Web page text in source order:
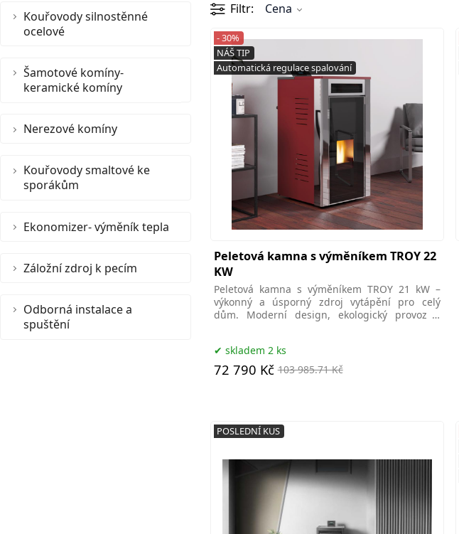
Kouřovody silnostěnné
ocelové
Šamotové komíny-
keramické komíny
Nerezové komíny
Kouřovody smaltové ke
sporákům
Ekonomizer- výměník tepla
Záložní zdroj k pecím
Odborná instalace a
spuštění
Filtr Cena
Peletová kamna s výměníkem TROY 22
KW
Peletová kamna s výměníkem TROY 21 kW –
výkonný a úsporný zdroj vytápění pro celý
dům. Moderní design, ekologický provoz a
- 30%
NÁŠ TIP
Automatická regulace spalování
skladem 2 ks
72 790 Kč 103 985.71 Kč
POSLEDNÍ KUS